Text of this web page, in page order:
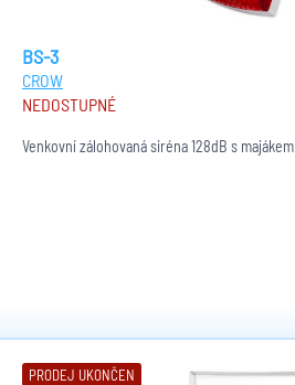
BS-3
CROW
NEDOSTUPNÉ
Venkovní zálohovaná siréna 128dB s majákem
PRODEJ UKONČEN